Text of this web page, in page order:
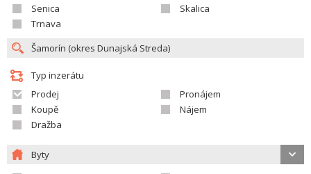
Senica
Skalica
Trnava
Typ inzerátu
Prodej
Pronájem
Koupě
Nájem
Dražba
Byty